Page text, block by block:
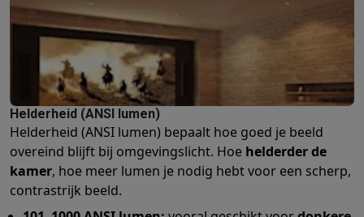
Refurbished
Refurbished smartphonesRefurbished tablets
Huishouden
Wasmachines met ecocheques Droogkasten met ecocheques
Kleine keukentoestellen
Kleine keukentoestellen met ecocheques
Grote keukentoestellen
Vaatwassers met ecochequesKoelkasten met ecocheques
Airco
Airco's met ecocheques
Helderheid (ANSI lumen)
Helderheid (ANSI lumen) bepaalt hoe goed je beeld
overeind blijft bij omgevingslicht. Hoe helderder de
kamer, hoe meer lumen je nodig hebt voor een scherp,
contrastrijk beeld.